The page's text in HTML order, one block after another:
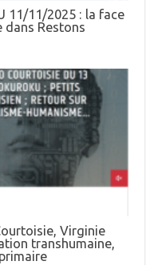
11/11/2025 : la face
dans Restons
Virginie
transhumaine,